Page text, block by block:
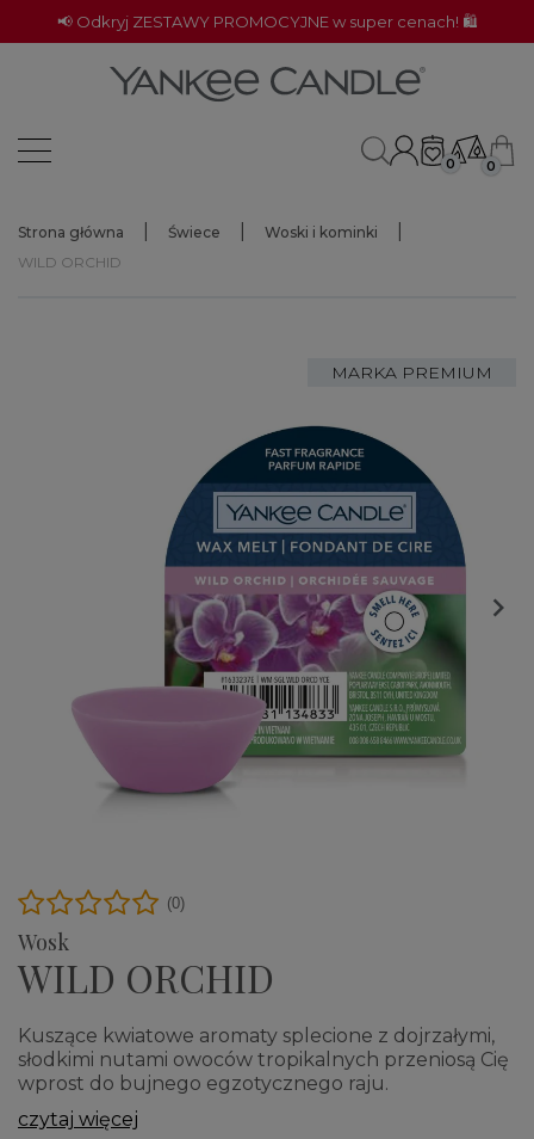
📢 Odkryj ZESTAWY PROMOCYJNE w super cenach! 🛍️
0 0
Strona główna Świece
Woski i kominki
WILD ORCHID
MARKA PREMIUM

Wosk
WILD ORCHID
(0)
Kuszące kwiatowe aromaty splecione z dojrzałymi,
słodkimi nutami owoców tropikalnych przeniosą Cię
wprost do bujnego egzotycznego raju.
czytaj więcej